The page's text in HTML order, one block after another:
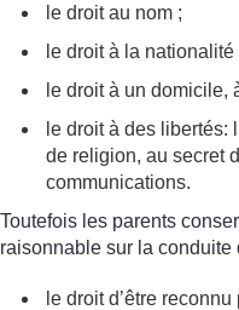
le droit au nom ;
le droit à la nationalité
le droit à un domicile,
le droit à des
de religion, au secret
communications.
Toutefois les parents
raisonnable sur la conduite
le droit d’être